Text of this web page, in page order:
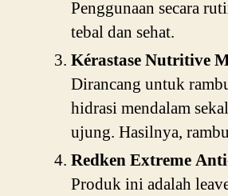
Penggunaan secara
tebal dan sehat.
Kérastase Nutritive
Dirancang untuk
hidrasi mendalam
ujung. Hasilnya,
Redken Extreme
Produk ini adalah